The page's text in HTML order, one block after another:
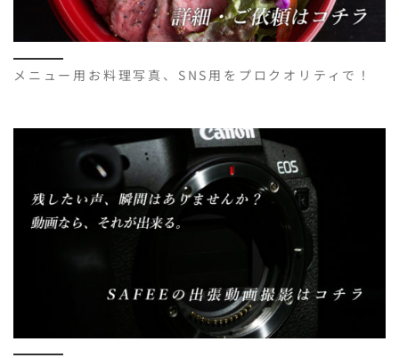
メニュー用お料理写真、SNS用をプロクオリティで！